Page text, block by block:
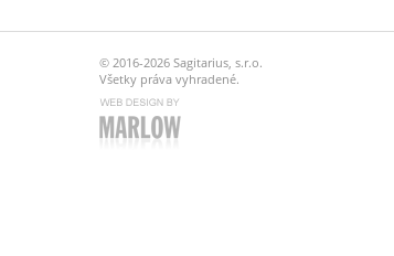
© 2016-2026 Sagitarius, s.r.o.
Všetky práva vyhradené.